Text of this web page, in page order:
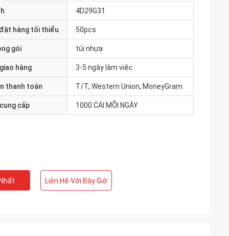
4D29G31
hàng tối thiểu 50pcs
gói túi nhựa
hàng 3-5 ngày làm việc
thanh toán T/T, Western Union, MoneyGram
cấp 1000 CÁI MỖI NGÀY
Liên Hệ Với Bây Giờ